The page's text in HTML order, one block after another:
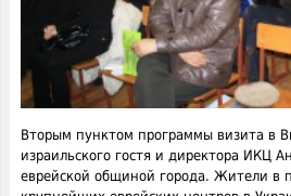
Вторым пунктом программы визита в
израильского гостя и директора ИКЦ
еврейской общиной города. Жители в